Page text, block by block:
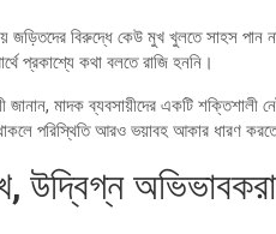
জড়িতদের বিরুদ্ধে কেউ মুখ খুলতে সাহস পান
প্রকাশ্যে কথা বলতে রাজি হননি।
মাদক ব্যবসায়ীদের একটি শক্তিশালী
পরিস্থিতি আরও ভয়াবহ আকার ধারণ
উদ্বিগ্ন অভিভাবকরা